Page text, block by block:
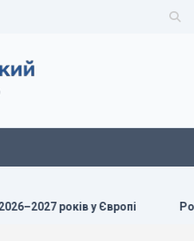
Росіяни просунулися у